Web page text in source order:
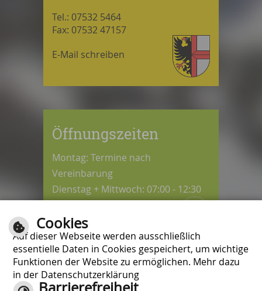
Tel.: 07532 5464
Fax: 07532 47157
E-Mail schreiben
Öffnungszeiten
Montag: Termine nach
Vereinbarung
Dienstag + Mittwoch: 07:00 - 12:30
Donnerstag: 08:30 - 12:30 / 14:00 -
18:00 Uhr
Freitag: 07:00 - 12:00 Uhr
Cookies
Auf dieser Webseite werden ausschließlich
essentielle Daten in Cookies gespeichert, um wichtige
Funktionen der Website zu ermöglichen. Mehr dazu
in der Datenschutzerklärung